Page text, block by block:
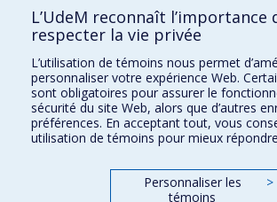
Comment soutenir le Département?
BESOIN D'AIDE?
Plan du site
Signaler une erreur
Accessibilité
FACULTÉ DES ARTS ET DES SCIENCES
Nos départements et écoles
L’UdeM reconnaît l’importance
respecter la vie privée
L’utilisation de témoins nous permet
personnaliser votre expérience Web.
sont obligatoires pour assurer le
sécurité du site Web, alors que d’autres
préférences. En acceptant tout, vous
utilisation de témoins pour mieux
Personnaliser les
témoins
>